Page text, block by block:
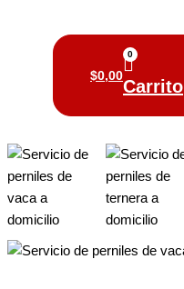
$0,00
0
Carrito